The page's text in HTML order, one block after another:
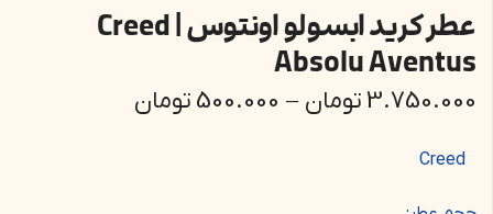
عطر کرید ابسولو اونتوس | Creed
Absolu Aventus
3.750.000 تومان –
500.000 تومان
Creed